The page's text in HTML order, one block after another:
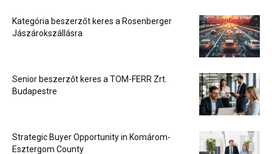
Kategória beszerzőt keres a Rosenberger
Jászárokszállásra
Senior beszerzőt keres a TOM-FERR Zrt.
Budapestre
Strategic Buyer Opportunity in Komárom-
Esztergom County